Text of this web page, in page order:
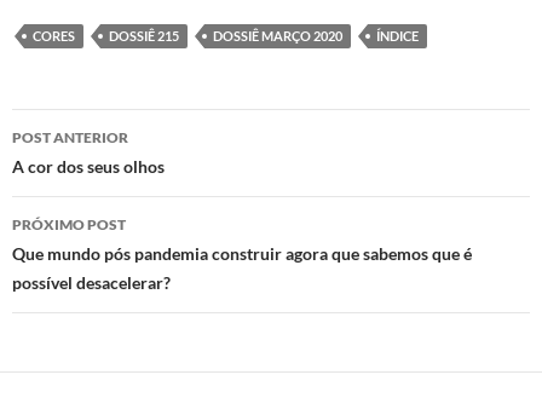
to
d
o
n
e
b
o
o
k
at
s
A
p
nt
CORES DOSSIÊ 215 DOSSIÊ MARÇO 2020 ÍNDICE
Navegação
de
posts
POST ANTERIOR
A cor dos seus olhos
PRÓXIMO POST
Que mundo pós pandemia construir agora que sabemos que é
possível desacelerar?